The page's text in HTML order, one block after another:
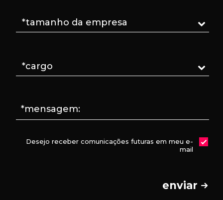
*mensagem:
Desejo receber comunicações futuras em meu e-
mail
enviar